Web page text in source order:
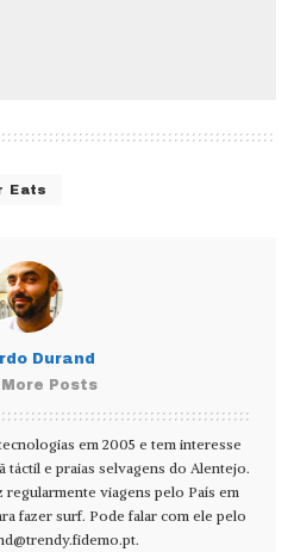
Eats
Durand
Posts
em 2005 e tem interesse
táctil e praias selvagens do Alentejo.
viagens pelo País em
fazer surf. Pode falar com ele pelo
.